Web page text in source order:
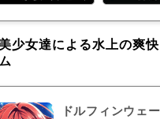
少女達による水上の爽
ドルフィンウェ